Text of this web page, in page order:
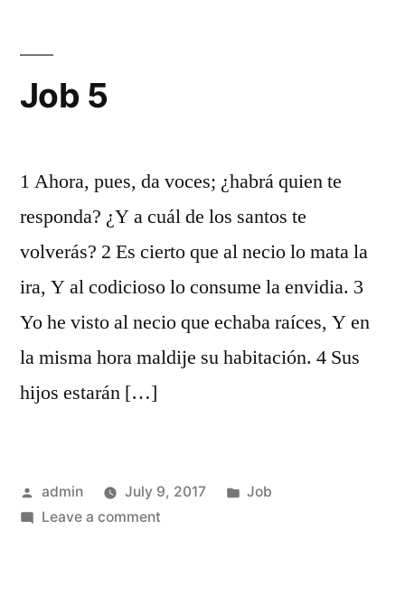
Job 5
1 Ahora, pues, da voces; ¿habrá quien te
responda? ¿Y a cuál de los santos te
volverás? 2 Es cierto que al necio lo mata la
ira, Y al codicioso lo consume la envidia. 3
Yo he visto al necio que echaba raíces, Y en
la misma hora maldije su habitación. 4 Sus
hijos estarán […]
Posted
by
admin July 9, 2017
Posted
Job
Leave a commenton